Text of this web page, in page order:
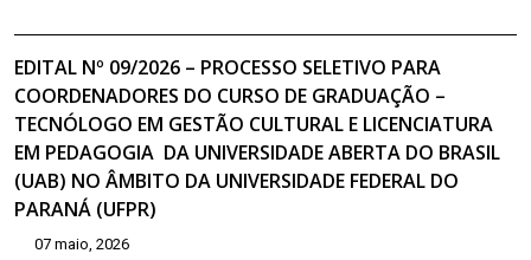
EDITAL Nº 09/2026 – PROCESSO SELETIVO PARA
COORDENADORES DO CURSO DE GRADUAÇÃO –
TECNÓLOGO EM GESTÃO CULTURAL E LICENCIATURA
EM PEDAGOGIA DA UNIVERSIDADE ABERTA DO BRASIL
(UAB) NO ÂMBITO DA UNIVERSIDADE FEDERAL DO
PARANÁ (UFPR)
07 maio, 2026